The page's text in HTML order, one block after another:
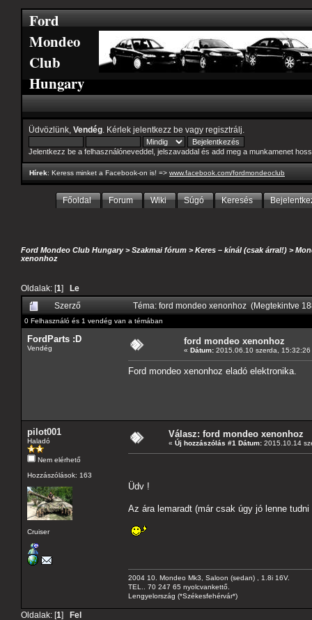
Ford
Mondeo
Club
Hungary
Üdvözlünk, Vendég . Kérlek jelentkezz be vagy regisztrálj
Jelentkezz be a felhasználóneveddel, jelszavaddal és add meg a munkamenet
Hírek: Keress minket a Facebook-on is! => www.facebook.com/fordmondeoclub
Főoldal Forum Wiki Súgó Keresés
Ford Mondeo Club Hungary>Szakmai fórum >Keres – kínál (csak árral!) >
xenonhoz
Oldalak: [1] Le
Szerző
Téma: ford mondeo xenonhoz (Megtekintve
0 Felhasználó és 1 vendég van a témában
FordParts :D
Vendég
ford mondeo xenonhoz
« Dátum: 2015.06.10 szerda, 15:32:26
Ford mondeo xenonhoz eladó elektronika.
pilot001
Haladó
Nem elérhető
Hozzászólások: 163
Cruiser
Válasz: ford mondeo xenonhoz
« Új hozzászólás #1 Dátum: 2015.10.14
Üdv !
Az ára lemaradt (már csak úgy jó lenne tudni
2004 10. Mondeo Mk3, Saloon (sedan) , 1.8i 16V.
TEL.. 70 247 65 nyolcvankettő.
Lengyelország (*Székesfehérvár*)
Oldalak: [1] Fel